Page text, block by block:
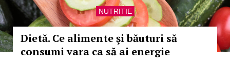
NUTRITIE
Dietă. Ce alimente şi băuturi să
consumi vara ca să ai energie